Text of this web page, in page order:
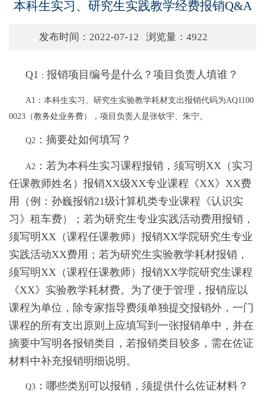
本科生实习、研究生实践教学经费报销Q&A
发布时间：2022-07-12 浏览量： 4922
Q1 ： 报销项目编号是什么？项目负责人填谁？
A1 ：本科生实习、研究生实验教学耗材支出报销代码为AQ1100
0023 （教务处业务费），项目负责人是张钦宇、朱宁。
Q2 ：摘要处如何填写？
A2 ：若为本科生实习课程报销，须写明XX （实习
任课教师姓名）报销XX级XX专业课程《XX》 XX费
用（例：孙巍报销21级计算机类专业课程《认识实
习》租车费）；若为研究生专业实践活动费用报销，
须写明XX （课程任课教师）报销XX学院研究生专业
实践活动XX费用；若为研究生实验教学耗材报销，
须写明XX （课程任课教师）报销XX学院研究生课程
《XX》实验教学耗材费。为了便于管理，报销应以
课程为单位，除专家指导费须单独提交报销外，一门
课程的所有支出原则上应填写到一张报销单中，并在
摘要中写明各报销类目，若报销类目较多，需在佐证
材料中补充报销明细说明。
Q3 ：哪些类别可以报销，须提供什么佐证材料？